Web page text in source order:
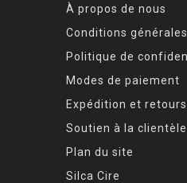
À propos de nous
Conditions générales
Politique de
Modes de paiement
Expédition et retours
Soutien à la clientèle
Plan du site
Silca Cire